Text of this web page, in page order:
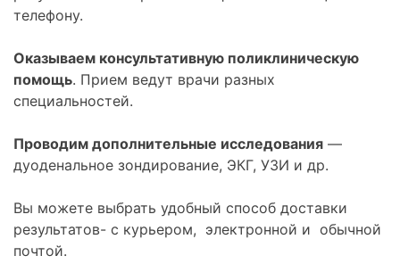
телефону.
Оказываем консультативную поликлиническую
помощь. Прием ведут врачи разных
специальностей.
Проводим дополнительные исследования —
дуоденальное зондирование, ЭКГ, УЗИ и др.
Вы можете выбрать удобный способ доставки
результатов- с курьером, электронной и обычной
почтой.